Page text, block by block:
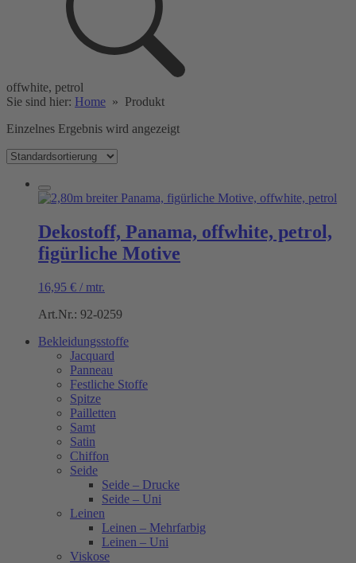
offwhite, petrol
Sie sind hier: Home » Produkt
Einzelnes Ergebnis wird angezeigt
Dekostoff, Panama, offwhite, petrol,
figürliche Motive
16,95 € / mtr.
Art.Nr.: 92-0259
Bekleidungsstoffe
Jacquard
Panneau
Festliche Stoffe
Spitze
Pailletten
Samt
Satin
Chiffon
Seide
Seide – Drucke
Seide – Uni
Leinen
Leinen – Mehrfarbig
Leinen – Uni
Viskose